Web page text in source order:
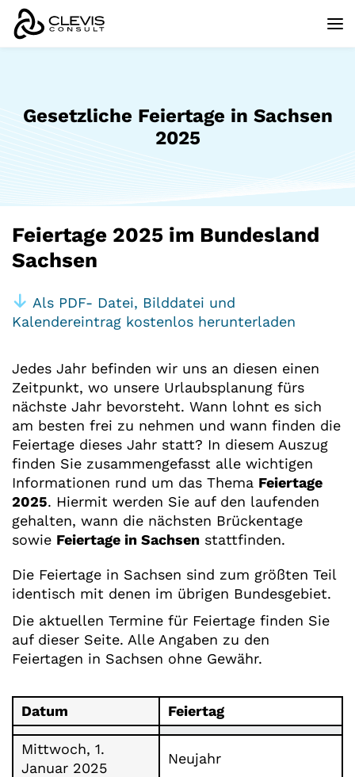
Gesetzliche Feiertage in Sachsen
2025
Feiertage 2025 im Bundesland
Sachsen
Als PDF- Datei, Bilddatei und
Kalendereintrag kostenlos herunterladen
Jedes Jahr befinden wir uns an diesen einen
Zeitpunkt, wo unsere Urlaubsplanung fürs
nächste Jahr bevorsteht. Wann lohnt es sich
am besten frei zu nehmen und wann finden die
Feiertage dieses Jahr statt? In diesem Auszug
finden Sie zusammengefasst alle wichtigen
Informationen rund um das Thema Feiertage
2025. Hiermit werden Sie auf den laufenden
gehalten, wann die nächsten Brückentage
sowie Feiertage in Sachsen stattfinden.
Die Feiertage in Sachsen sind zum größten Teil
identisch mit denen im übrigen Bundesgebiet.
Die aktuellen Termine für Feiertage finden Sie
auf dieser Seite. Alle Angaben zu den
Feiertagen in Sachsen ohne Gewähr.
Datum Feiertag
Mittwoch, 1.
Januar 2025
Neujahr